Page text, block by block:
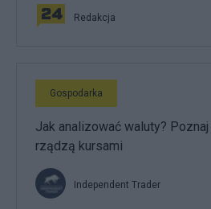
Redakcja
Gospodarka
Jak analizować waluty?
rządzą kursami
Independent Trader